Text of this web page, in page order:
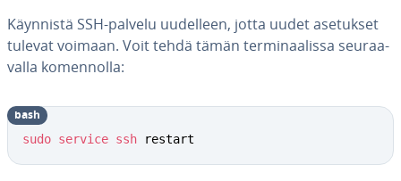
Käynnistä SSH-palvelu uudelleen, jotta uudet asetukset
tulevat voimaan. Voit tehdä tämän ter­mi­naa­lis­sa seu­raa­
val­la ko­men­nol­la:
sudo service ssh restart
bash